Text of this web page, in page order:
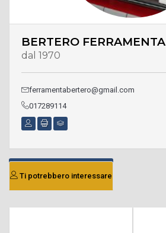
BERTERO FERRAMENTA
dal 1970
ferramentabertero@gmail.com
017289114
Ti potrebbero interessare